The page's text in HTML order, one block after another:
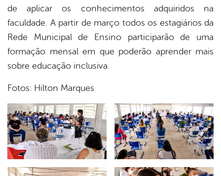
de aplicar os conhecimentos adquiridos na
faculdade. A partir de março todos os estagiários da
Rede Municipal de Ensino participarão de uma
formação mensal em que poderão aprender mais
sobre educação inclusiva.
Fotos: Hilton Marques